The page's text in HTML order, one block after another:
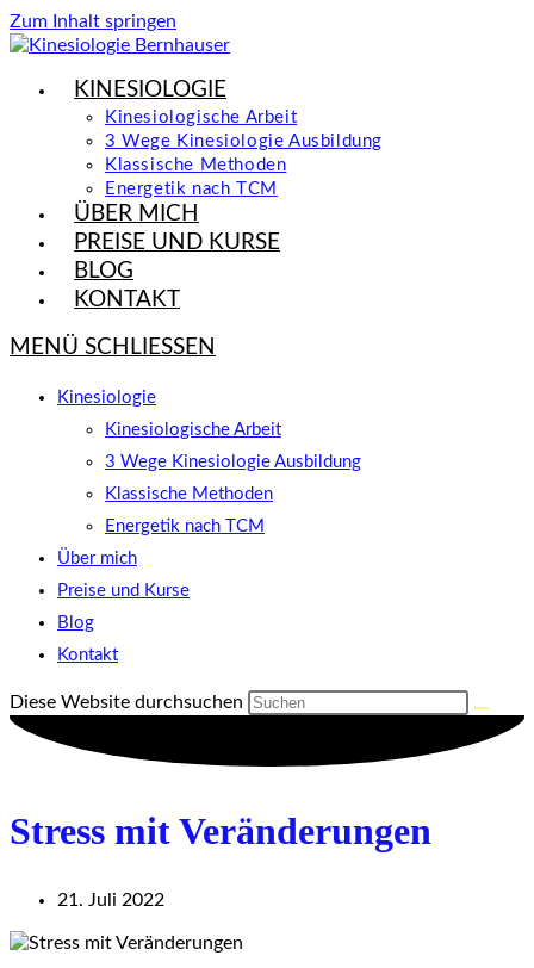
Zum Inhalt springen
KINESIOLOGIE
Kinesiologische Arbeit
3 Wege Kinesiologie Ausbildung
Klassische Methoden
Energetik nach TCM
ÜBER MICH
PREISE UND KURSE
BLOG
KONTAKT
MENÜ SCHLIESSEN
Kinesiologie
Kinesiologische Arbeit
3 Wege Kinesiologie Ausbildung
Klassische Methoden
Energetik nach TCM
Über mich
Preise und Kurse
Blog
Kontakt
Diese Website durchsuchen
Stress mit Veränderungen
21. Juli 2022